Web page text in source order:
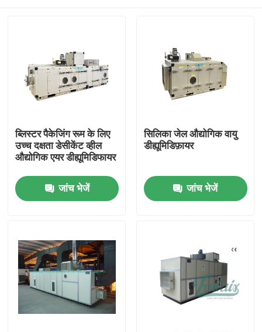
हमारे बारे में
कारखाना भ्रमण
ब्लिस्टर पैकेजिंग रूम के लिए
उच्च दक्षता डेसीकेंट व्हील
औद्योगिक एयर डीह्यूमिडिफायर
जांच भेजें
सिलिका जेल औद्योगिक वायु
डीह्यूमिडिफ़ायर
जांच भेजें